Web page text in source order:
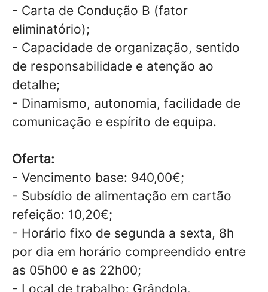
- Carta de Condução B (fator
eliminatório);
- Capacidade de organização, sentido
de responsabilidade e atenção ao
detalhe;
- Dinamismo, autonomia, facilidade de
comunicação e espírito de equipa.
Oferta:
- Vencimento base: 940,00€;
- Subsídio de alimentação em cartão
refeição: 10,20€;
- Horário fixo de segunda a sexta, 8h
por dia em horário compreendido entre
as 05h00 e as 22h00;
- Local de trabalho: Grândola.